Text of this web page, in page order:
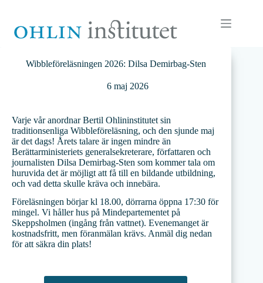
innehåll
Wibbleföreläsningen 2026: Dilsa Demirbag-Sten
6 maj 2026
Varje vår anordnar Bertil Ohlininstitutet sin
traditionsenliga Wibbleföreläsning, och den sjunde maj
är det dags! Årets talare är ingen mindre än
Berättarministeriets generalsekreterare, författaren och
journalisten Dilsa Demirbag-Sten som kommer tala om
huruvida det är möjligt att få till en bildande utbildning,
och vad detta skulle kräva och innebära.
Föreläsningen börjar kl 18.00, dörrarna öppna 17:30 för
mingel. Vi håller hus på Mindepartementet på
Skeppsholmen (ingång från vattnet). Evenemanget är
kostnadsfritt, men föranmälan krävs. Anmäl dig nedan
för att säkra din plats!